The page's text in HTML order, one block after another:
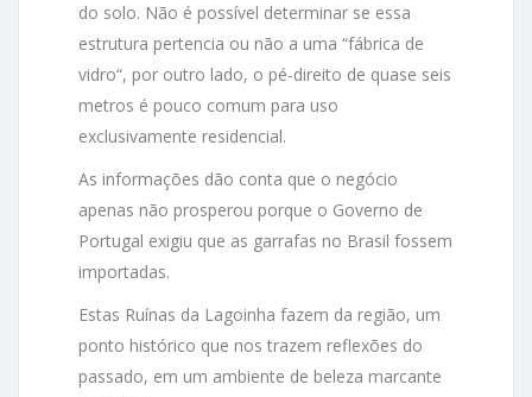
do solo. Não é possível determinar se essa
estrutura pertencia ou não a uma “fábrica de
vidro“, por outro lado, o pé-direito de quase seis
metros é pouco comum para uso
exclusivamente residencial.
As informações dão conta que o negócio
apenas não prosperou porque o Governo de
Portugal exigiu que as garrafas no Brasil fossem
importadas.
Estas Ruínas da Lagoinha fazem da região, um
ponto histórico que nos trazem reflexões do
passado, em um ambiente de beleza marcante